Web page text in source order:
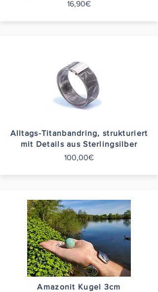
16,90€
Alltags-Titanbandring, strukturiert
mit Details aus Sterlingsilber
100,00€
Amazonit Kugel 3cm